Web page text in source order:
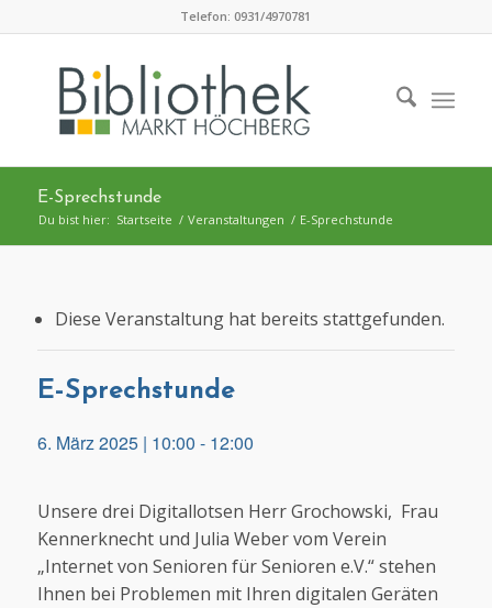
Inhalt
springen
Telefon: 0931/4970781
E-Sprechstunde
Du bist hier: Startseite / Veranstaltungen / E-Sprechstunde
Diese Veranstaltung hat bereits stattgefunden.
E-Sprechstunde
6. März 2025 | 10:00 - 12:00
Unsere drei Digitallotsen Herr Grochowski, Frau
Kennerknecht und Julia Weber vom Verein
„Internet von Senioren für Senioren e.V.“ stehen
Ihnen bei Problemen mit Ihren digitalen Geräten